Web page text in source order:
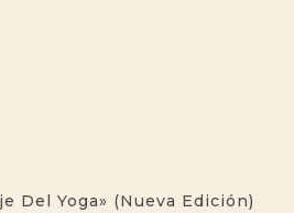
Del Yoga» (nueva Edición)